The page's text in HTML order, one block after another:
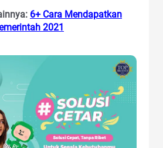
6+ Cara Mendapatkan
2021